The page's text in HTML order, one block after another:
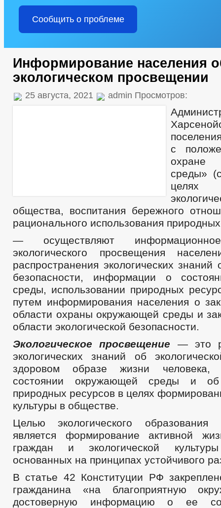
Сообщить о проблеме
Информирование населения
экологическом просвещении
25 августа, 2021 admin Просмотров:
с
среды»
целях
общества, воспитания бережного
рационального использования
— осуществляют
экологического просвещения
распространения экологических знаний
безопасности, информации о
среды, использовании природных
путем информирования населения о
области охраны окружающей среды и
области экологической безопасности.
Экологическое просвещение — это
экологических знаний об
здоровом образе жизни
состоянии окружающей среды и об
природных ресурсов в целях
культуры в обществе.
Целью экологического
является формирование активной
граждан и экологической
основанных на принципах устойчивого
В статье 42 Конституции РФ
гражданина «на благоприятную
достоверную информацию о ее